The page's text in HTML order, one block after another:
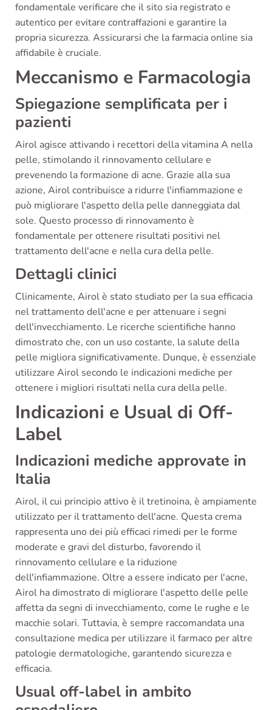
fondamentale verificare che il sito sia registrato e
autentico per evitare contraffazioni e garantire la
propria sicurezza. Assicurarsi che la farmacia online sia
affidabile è cruciale.
Meccanismo e Farmacologia
Spiegazione semplificata per i
pazienti
Airol agisce attivando i recettori della vitamina A nella
pelle, stimolando il rinnovamento cellulare e
prevenendo la formazione di acne. Grazie alla sua
azione, Airol contribuisce a ridurre l'infiammazione e
può migliorare l'aspetto della pelle danneggiata dal
sole. Questo processo di rinnovamento è
fondamentale per ottenere risultati positivi nel
trattamento dell'acne e nella cura della pelle.
Dettagli clinici
Clinicamente, Airol è stato studiato per la sua efficacia
nel trattamento dell'acne e per attenuare i segni
dell'invecchiamento. Le ricerche scientifiche hanno
dimostrato che, con un uso costante, la salute della
pelle migliora significativamente. Dunque, è essenziale
utilizzare Airol secondo le indicazioni mediche per
ottenere i migliori risultati nella cura della pelle.
Indicazioni e Usual di Off-
Label
Indicazioni mediche approvate in
Italia
Airol, il cui principio attivo è il tretinoina, è ampiamente
utilizzato per il trattamento dell'acne. Questa crema
rappresenta uno dei più efficaci rimedi per le forme
moderate e gravi del disturbo, favorendo il
rinnovamento cellulare e la riduzione
dell'infiammazione. Oltre a essere indicato per l'acne,
Airol ha dimostrato di migliorare l'aspetto delle pelle
affetta da segni di invecchiamento, come le rughe e le
macchie solari. Tuttavia, è sempre raccomandata una
consultazione medica per utilizzare il farmaco per altre
patologie dermatologiche, garantendo sicurezza e
efficacia.
Usual off-label in ambito